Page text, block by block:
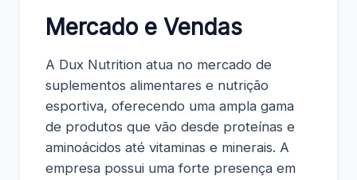
Mercado e Vendas
A Dux Nutrition atua no mercado de
suplementos alimentares e nutrição
esportiva, oferecendo uma ampla gama
de produtos que vão desde proteínas e
aminoácidos até vitaminas e minerais. A
empresa possui uma forte presença em